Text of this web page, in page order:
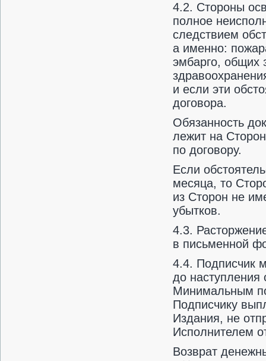
4.2. Стороны
полное
следствием
а именно:
эмбарго, общих
и если эти
договора.
Обязанность
лежит на
по договору.
Если
месяца, то
из Сторон не
убытков.
4.3.
в письменной
4.4. Подписчик
до наступления
Минимальным
Подписчику
Издания, не
Исполнителем
Возврат